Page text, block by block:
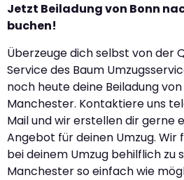
Jetzt Beiladung von Bonn
buchen!
Überzeuge dich selbst von der
Service des Baum
noch heute deine Beiladung
Manchester. Kontaktiere uns
Mail und wir erstellen dir gerne
Angebot für deinen Umzug. Wir
bei deinem Umzug behilflich zu
Manchester so einfach wie